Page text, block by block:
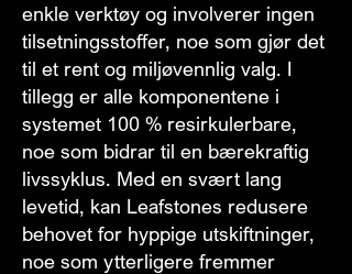
enkle verktøy og involverer ingen
tilsetningsstoffer, noe som gjør det
til et rent og miljøvennlig valg. I
tillegg er alle komponentene i
systemet 100 % resirkulerbare,
noe som bidrar til en bærekraftig
livssyklus. Med en svært lang
levetid, kan Leafstones redusere
behovet for hyppige utskiftninger,
noe som ytterligere fremmer